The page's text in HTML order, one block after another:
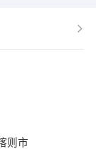
则市